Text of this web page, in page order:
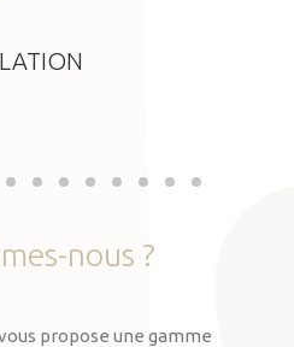
nous ?
propose une gamme